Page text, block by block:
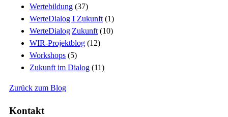
Wertebildung (37)
WerteDialog I Zukunft(1)
WerteDialog|Zukunft(10)
WIR-Projektblog (12)
Workshops (5)
Zukunft im Dialog (11)
Zurück zum Blog
Kontakt